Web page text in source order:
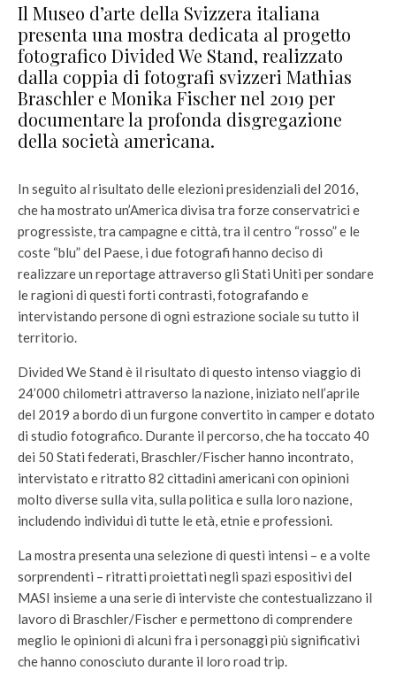
Il Museo d’arte della Svizzera italiana
presenta una mostra dedicata al progetto
fotografico Divided We Stand, realizzato
dalla coppia di fotografi svizzeri Mathias
Braschler e Monika Fischer nel 2019 per
documentare la profonda disgregazione
della società americana.
In seguito al risultato delle elezioni presidenziali del 2016,
che ha mostrato un’America divisa tra forze conservatrici e
progressiste, tra campagne e città, tra il centro “rosso” e le
coste “blu” del Paese, i due fotografi hanno deciso di
realizzare un reportage attraverso gli Stati Uniti per sondare
le ragioni di questi forti contrasti, fotografando e
intervistando persone di ogni estrazione sociale su tutto il
territorio.
Divided We Stand è il risultato di questo intenso viaggio di
24’000 chilometri attraverso la nazione, iniziato nell’aprile
del 2019 a bordo di un furgone convertito in camper e dotato
di studio fotografico. Durante il percorso, che ha toccato 40
dei 50 Stati federati, Braschler/Fischer hanno incontrato,
intervistato e ritratto 82 cittadini americani con opinioni
molto diverse sulla vita, sulla politica e sulla loro nazione,
includendo individui di tutte le età, etnie e professioni.
La mostra presenta una selezione di questi intensi – e a volte
sorprendenti – ritratti proiettati negli spazi espositivi del
MASI insieme a una serie di interviste che contestualizzano il
lavoro di Braschler/Fischer e permettono di comprendere
meglio le opinioni di alcuni fra i personaggi più significativi
che hanno conosciuto durante il loro road trip.